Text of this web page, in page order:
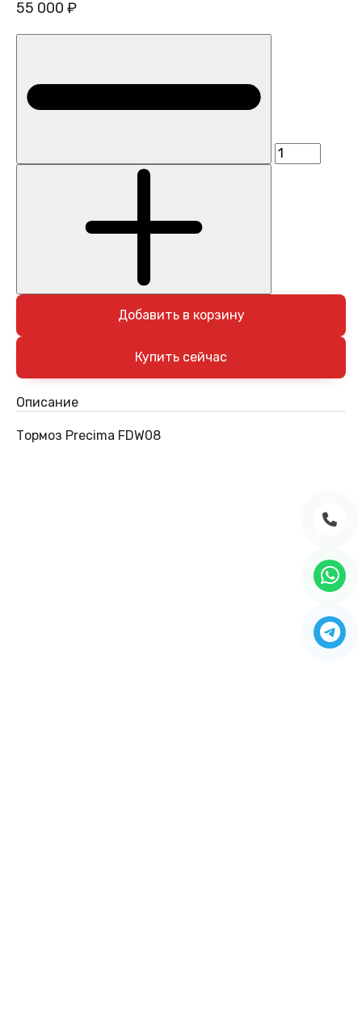
55 000 ₽
Добавить в корзину
Описание
Тормоз Precima FDW08